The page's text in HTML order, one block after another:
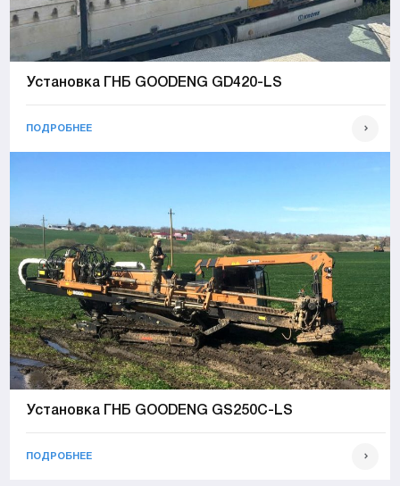
Установка ГНБ GOODENG GD420-LS
ПОДРОБНЕЕ
Установка ГНБ GOODENG GS250C-LS
ПОДРОБНЕЕ